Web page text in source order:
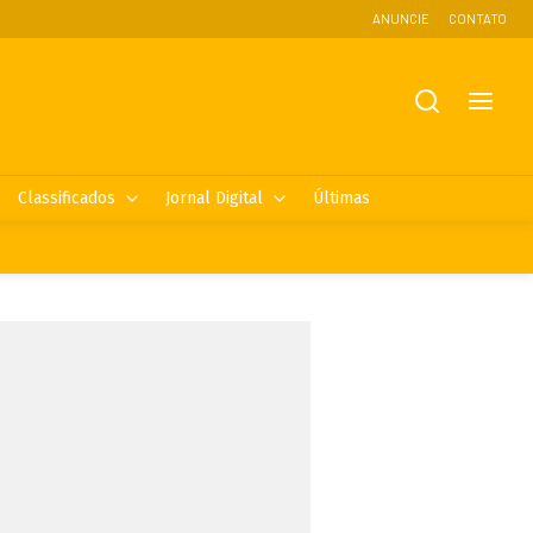
ANUNCIE CONTATO
Classificados Jornal Digital Últimas